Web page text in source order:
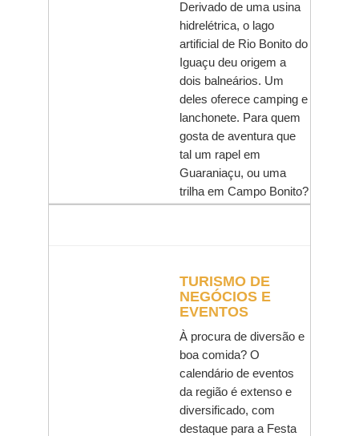
Derivado de uma usina
hidrelétrica, o lago
artificial de Rio Bonito do
Iguaçu deu origem a
dois balneários. Um
deles oferece camping e
lanchonete. Para quem
gosta de aventura que
tal um rapel em
Guaraniaçu, ou uma
trilha em Campo Bonito?
TURISMO DE
NEGÓCIOS E
EVENTOS
À procura de diversão e
boa comida? O
calendário de eventos
da região é extenso e
diversificado, com
destaque para a Festa